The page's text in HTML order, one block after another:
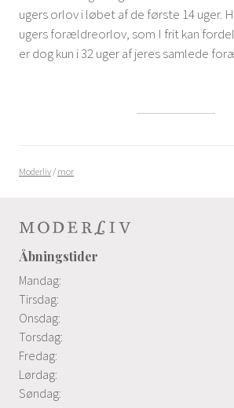
ugers orlov i løbet af de første 14 uger.
ugers forældreorlov, som I frit kan
er dog kun i 32 uger af jeres samlede
Moderliv/ mor
Åbningstider
Mandag:
Tirsdag:
Onsdag:
Torsdag:
Fredag:
Lørdag:
Søndag: